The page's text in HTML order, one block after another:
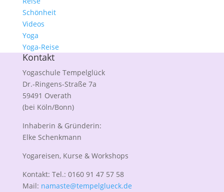
Schönheit
Videos
Yoga
Yoga-Reise
Kontakt
Yogaschule Tempelglück
Dr.-Ringens-Straße 7a
59491 Overath
(bei Köln/Bonn)
Inhaberin & Gründerin:
Elke Schenkmann
Yogareisen, Kurse & Workshops
Kontakt: Tel.: 0160 91 47 57 58
Mail: namaste@tempelglueck.de